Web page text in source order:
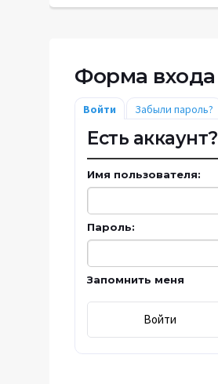
Форма входа
Войти Забыли пароль?
Есть аккаунт?
Имя пользователя:
Пароль:
Запомнить меня